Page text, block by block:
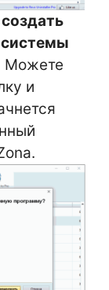
создать
системы
Можете
и